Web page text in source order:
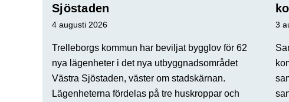
Sjöstaden
4 augusti 2026
Trelleborgs kommun har beviljat bygglov för 62
nya lägenheter i det nya utbyggnadsområdet
Västra Sjöstaden, väster om stadskärnan.
Lägenheterna fördelas på tre huskroppar och
3